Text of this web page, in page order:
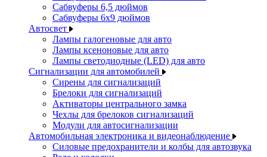
Сабвуферы 6,5 дюймов
Сабвуферы 6x9 дюймов
Автосвет
Лампы галогеновые для авто
Лампы ксеноновые для авто
Лампы светодиодные (LED) для авто
Сигнализации для автомобилей
Сирены для сигнализаций
Брелоки для сигнализаций
Активаторы центрального замка
Чехлы для брелоков сигнализаций
Модули для автосигнализации
Автомобильная электроника и видеонаблюдение
Силовые предохранители и колбы для автозвука